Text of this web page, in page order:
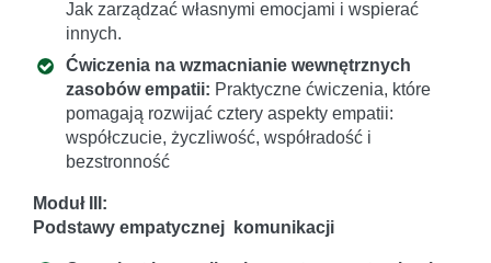
Jak zarządzać własnymi emocjami i wspierać
innych.
Ćwiczenia na wzmacnianie wewnętrznych
zasobów empatii: Praktyczne ćwiczenia, które
pomagają rozwijać cztery aspekty empatii:
współczucie, życzliwość, współradość i
bezstronność
Moduł III:
Podstawy empatycznej komunikacji